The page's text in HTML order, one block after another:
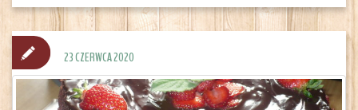
23 CZERWCA 2020